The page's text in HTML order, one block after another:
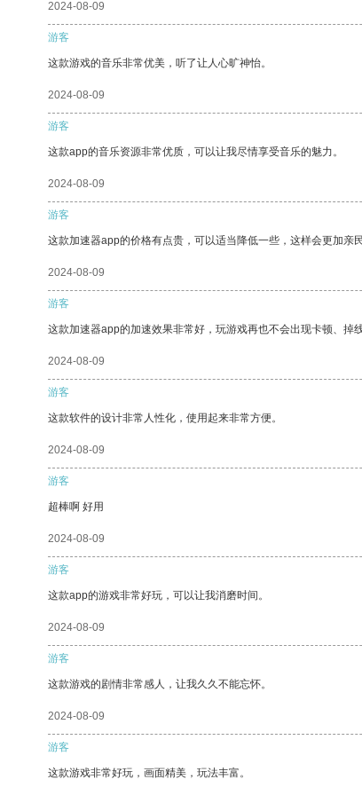
2024-08-09
游客
这款游戏的音乐非常优美，听了让人心旷神怡。
2024-08-09
游客
这款app的音乐资源非常优质，可以让我尽情享受音乐的魅力。
2024-08-09
游客
这款加速器app的价格有点贵，可以适当降低一些，这样会更加亲民
2024-08-09
游客
这款加速器app的加速效果非常好，玩游戏再也不会出现卡顿、掉
2024-08-09
游客
这款软件的设计非常人性化，使用起来非常方便。
2024-08-09
游客
超棒啊 好用
2024-08-09
游客
这款app的游戏非常好玩，可以让我消磨时间。
2024-08-09
游客
这款游戏的剧情非常感人，让我久久不能忘怀。
2024-08-09
游客
这款游戏非常好玩，画面精美，玩法丰富。